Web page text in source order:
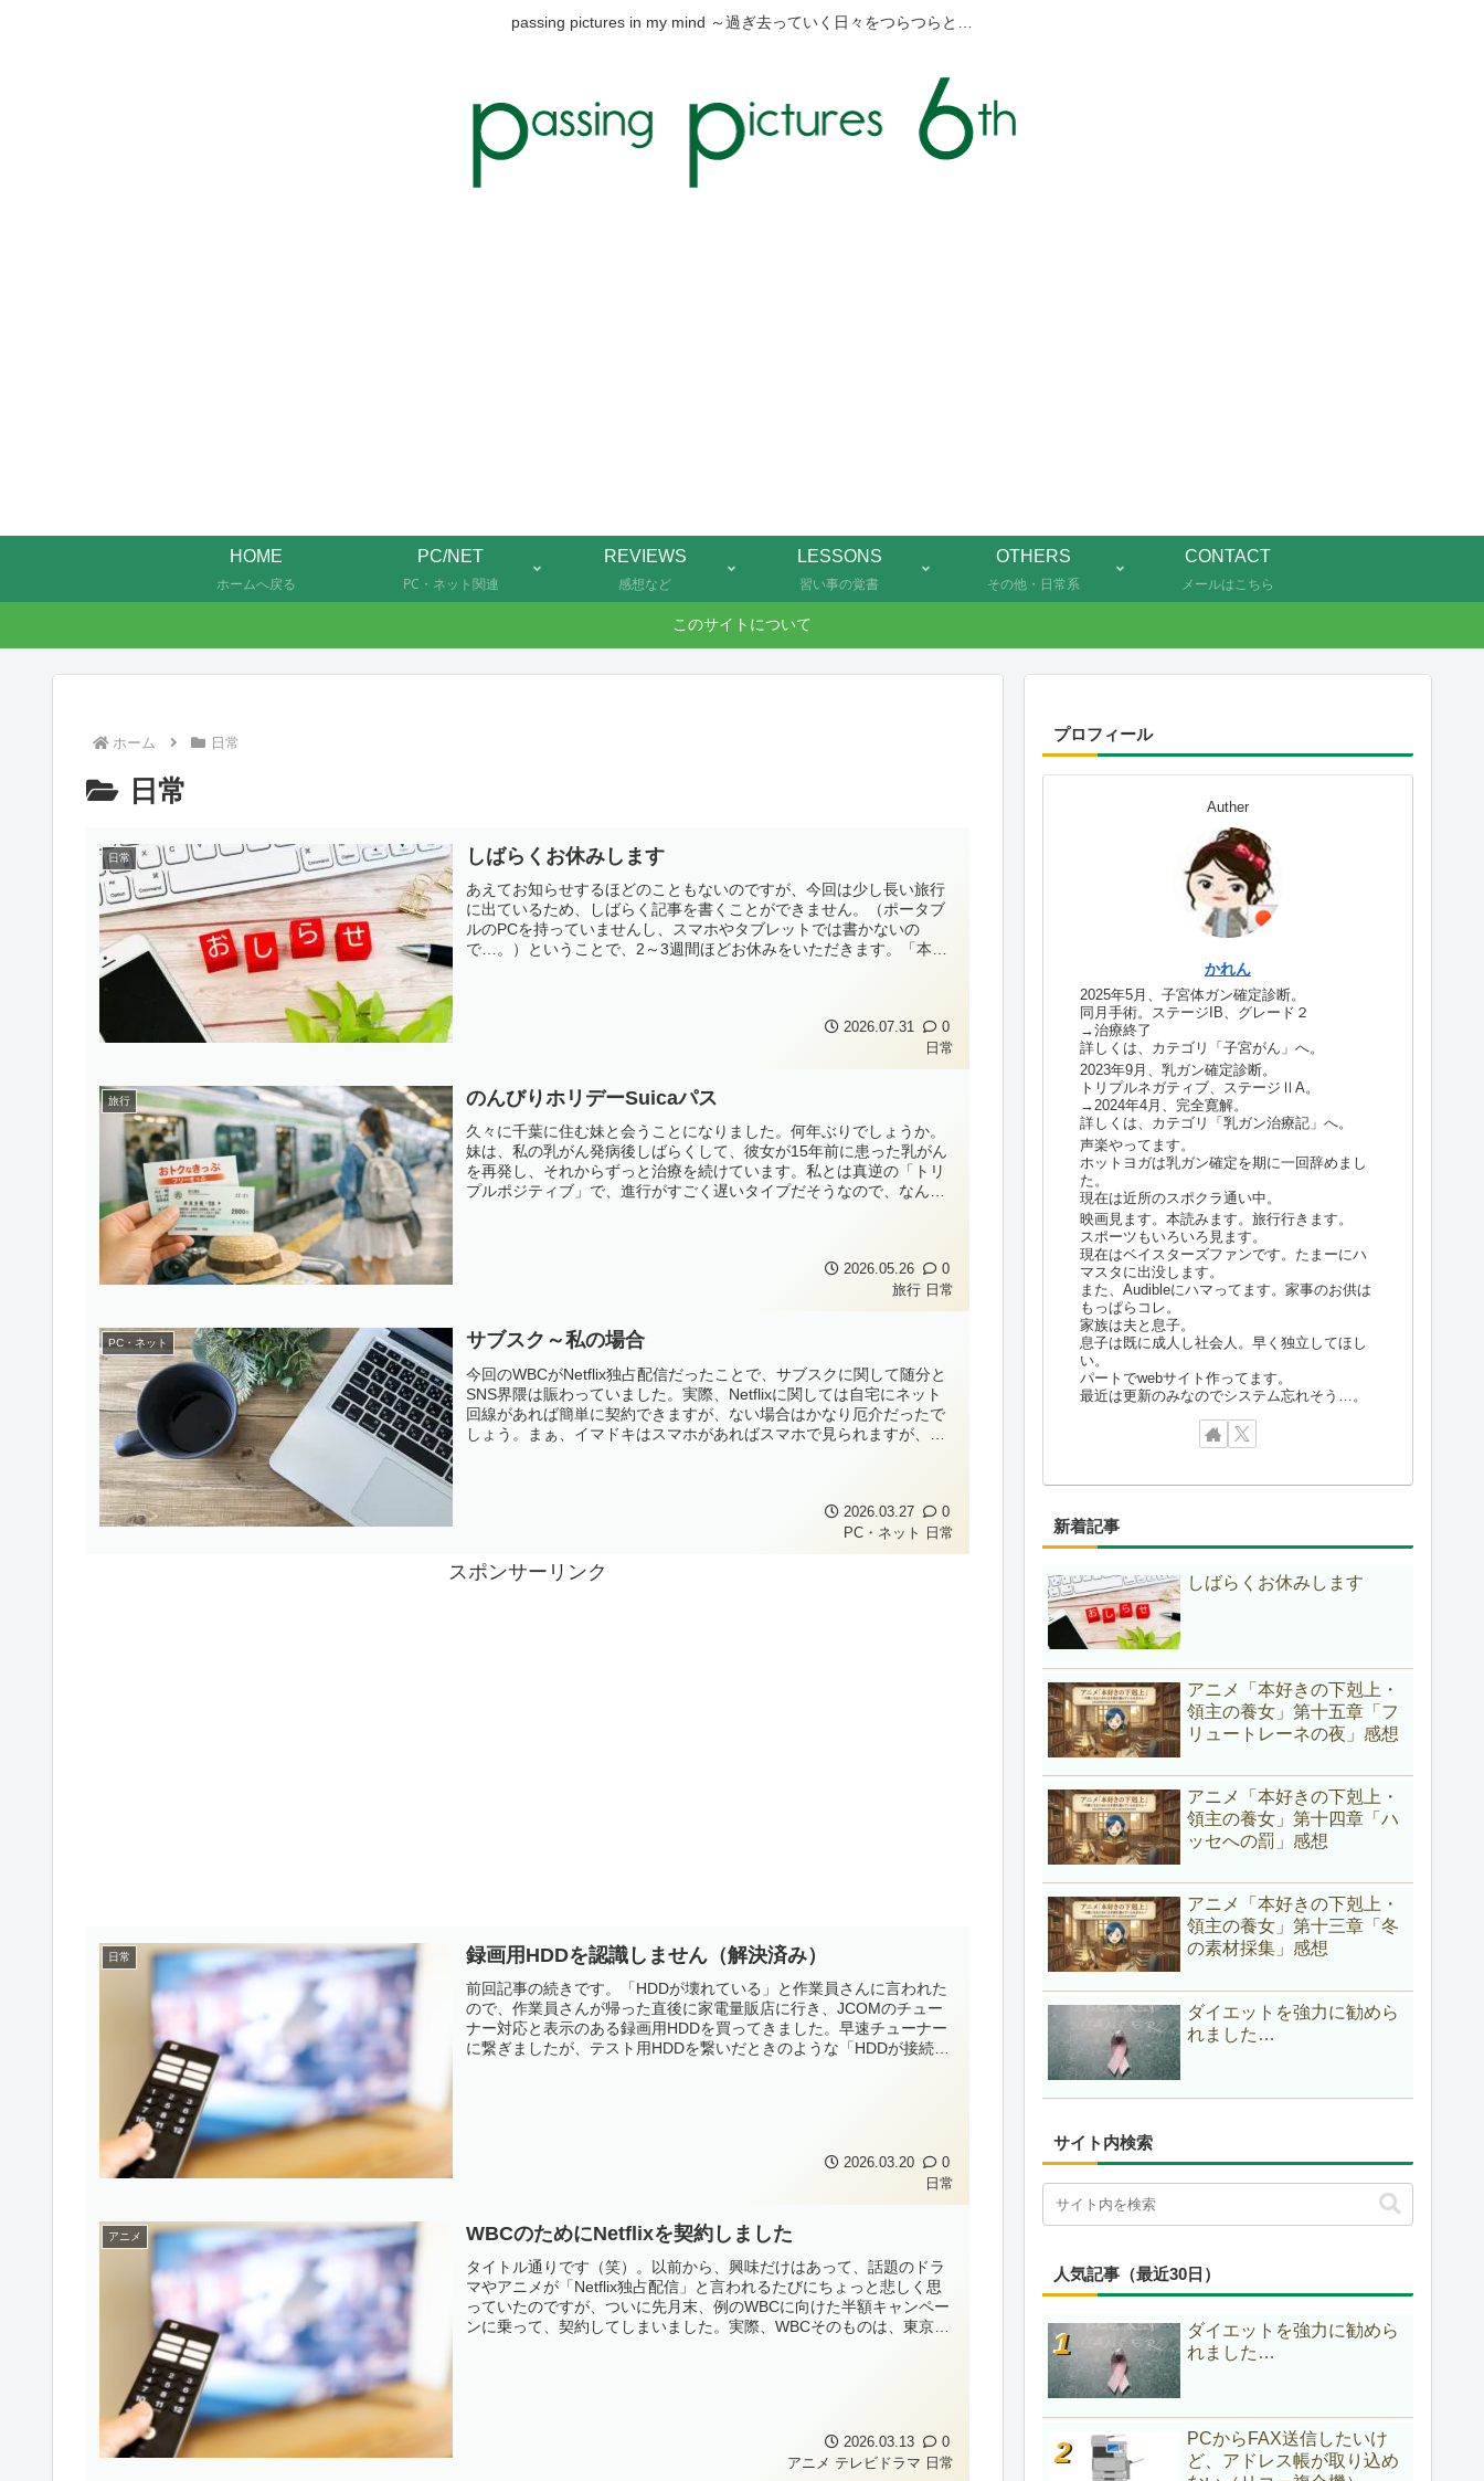
passing pictures in my mind ～過ぎ去っていく日々をつらつらと…
HOME
ホームへ戻る
PC/NET
PC・ネット関連
REVIEWS
感想など
LESSONS
習い事の覚書
OTHERS
その他・日常系
CONTACT
メールはこちら
このサイトについて
ホーム 日常
日常
日常 しばらくお休みします
あえてお知らせするほどのこともないのですが、今回は少し長い旅行
に出ているため、しばらく記事を書くことができません。（ポータブ
ルのPCを持っていませんし、スマホやタブレットでは書かないの
で…。）ということで、2～3週間ほどお休みをいただきます。「本好
2026.07.31
0
日常
旅行 のんびりホリデーSuicaパス
久々に千葉に住む妹と会うことになりました。何年ぶりでしょうか。
妹は、私の乳がん発病後しばらくして、彼女が15年前に患った乳がん
を再発し、それからずっと治療を続けています。私とは真逆の「トリ
プルポジティブ」で、進行がすごく遅いタイプだそうなので、なんと
2026.05.26
0
旅行 日常
PC・ネット サブスク～私の場合
今回のWBCがNetflix独占配信だったことで、サブスクに関して随分と
SNS界隈は賑わっていました。実際、Netflixに関しては自宅にネット
回線があれば簡単に契約できますが、ない場合はかなり厄介だったで
しょう。まぁ、イマドキはスマホがあればスマホで見られますが、も
2026.03.27
0
PC・ネット
日常
スポンサーリンク
日常 録画用HDDを認識しません（解決済み）
前回記事の続きです。「HDDが壊れている」と作業員さんに言われた
ので、作業員さんが帰った直後に家電量販店に行き、JCOMのチュー
ナー対応と表示のある録画用HDDを買ってきました。早速チューナー
に繋ぎましたが、テスト用HDDを繋いだときのような「HDDが接続さ
2026.03.20
0
日常
アニメ WBCのためにNetflixを契約しました
タイトル通りです（笑）。以前から、興味だけはあって、話題のドラ
マやアニメが「Netflix独占配信」と言われるたびにちょっと悲しく思
っていたのですが、ついに先月末、例のWBCに向けた半額キャンペー
ンに乗って、契約してしまいました。実際、WBCそのものは、東京プ
2026.03.13
0
アニメ テレビドラマ 日常
プロフィール
Auther
かれん
2025年5月、子宮体ガン確定診断。
同月手術。ステージIB、グレード２
→治療終了
詳しくは、カテゴリ「子宮がん」へ。
2023年9月、乳ガン確定診断。
トリプルネガティブ、ステージⅡA。
→2024年4月、完全寛解。
詳しくは、カテゴリ「乳ガン治療記」へ。
声楽やってます。
ホットヨガは乳ガン確定を期に一回辞めまし
た。
現在は近所のスポクラ通い中。
映画見ます。本読みます。旅行行きます。
スポーツもいろいろ見ます。
現在はベイスターズファンです。たまーにハ
マスタに出没します。
また、Audibleにハマってます。家事のお供は
もっぱらコレ。
家族は夫と息子。
息子は既に成人し社会人。早く独立してほし
い。
パートでwebサイト作ってます。
最近は更新のみなのでシステム忘れそう…。
新着記事
しばらくお休みします
アニメ「本好きの下剋上・
領主の養女」第十五章「フ
リュートレーネの夜」感想
アニメ「本好きの下剋上・
領主の養女」第十四章「ハ
ッセへの罰」感想
アニメ「本好きの下剋上・
領主の養女」第十三章「冬
の素材採集」感想
ダイエットを強力に勧めら
れました…
サイト内検索
人気記事（最近30日）
ダイエットを強力に勧めら
れました…
PCからFAX送信したいけ
ど、アドレス帳が取り込め